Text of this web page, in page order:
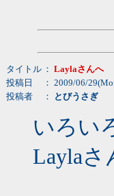
タイトル ： Laylaさんへ
投稿日
： 2009/06/
投稿者
： とびうさぎ
いろい
Layla